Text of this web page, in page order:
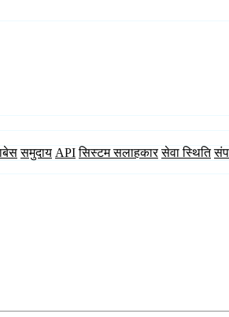
समुदाय API सिस्टम सलाहकार सेवा स्थिति